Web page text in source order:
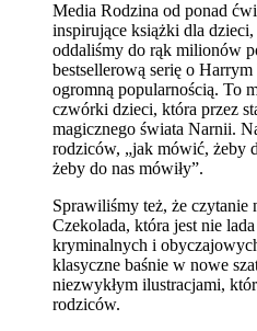
Media Rodzina od ponad
inspirujące książki dla
oddaliśmy do rąk milionów
bestsellerową serię o
ogromną popularnością. To
czwórki dzieci, która przez
magicznego świata Narnii.
rodziców, „jak mówić, żeby
żeby do nas mówiły”.
Sprawiliśmy też, że
Czekolada, która jest nie
kryminalnych i
klasyczne baśnie w nowe
niezwykłym ilustracjami,
rodziców.